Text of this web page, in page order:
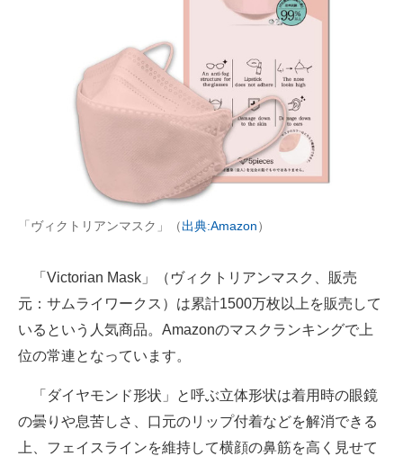
「ヴィクトリアンマスク」（出典:Amazon）
「Victorian Mask」（ヴィクトリアンマスク、販売
元：サムライワークス）は累計1500万枚以上を販売して
いるという人気商品。Amazonのマスクランキングで上
位の常連となっています。
「ダイヤモンド形状」と呼ぶ立体形状は着用時の眼鏡
の曇りや息苦しさ、口元のリップ付着などを解消できる
上、フェイスラインを維持して横顔の鼻筋を高く見せて